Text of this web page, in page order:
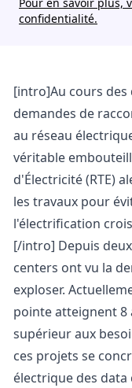
confidentialité.
[intro]Au cours des
demandes de
au réseau
véritable
d'Électricité (RTE)
les travaux pour
l'électrification
[/intro] Depuis
centers ont vu la
exploser.
pointe atteignent 8
supérieur aux
ces projets se
électrique des